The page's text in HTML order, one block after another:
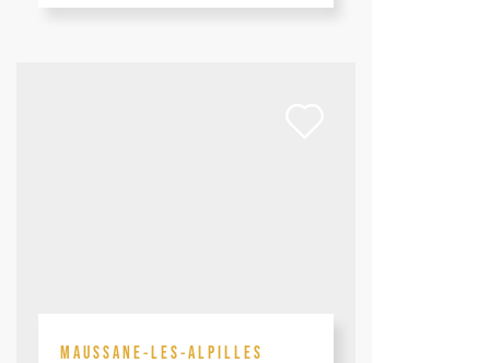
MAUSSANE-LES-ALPILLES